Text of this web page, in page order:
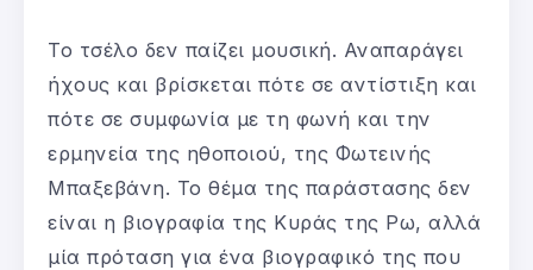
Το τσέλο δεν παίζει μουσική. Αναπαράγει
ήχους και βρίσκεται πότε σε αντίστιξη και
πότε σε συμφωνία με τη φωνή και την
ερμηνεία της ηθοποιού, της Φωτεινής
Μπαξεβάνη. Το θέμα της παράστασης δεν
είναι η βιογραφία της Κυράς της Ρω, αλλά
μία πρόταση για ένα βιογραφικό της που